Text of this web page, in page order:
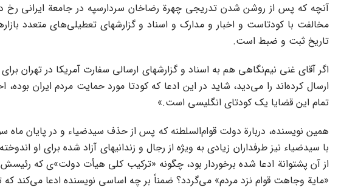
آنچه که پس از روشن شدن تدریجی چهرة رضاخان سردارسپه در جامعة ایرانی رخ
مخالفت با کودتاست و اخبار و مدارک و اسناد و گزارشهای تعطیلی‌های متعدد
تاریخ ثبت و ضبط است.
اگر آقای غنی نیم‌نگاهی هم به اسناد و گزارشهای ارسالی سفارت آمریکا در تهران
ارسال کرده‌اند را می‌دید، شاید در این ادعا که کودتا مورد حمایت مردم ایران
تمام این قضایا یک کودتای انگلیسی است.»
همین نویسنده، دربارة دولت قوام‌السلطنه که پس از حذف سیدضیاء و در پایان
با سیدضیاء نیز طرفداران زیادی به ویژه از رجال و زندانیهای آزاد شده برای او
از آن پشتوانة ادعا شده برخوردار بود، چگونه «ترکیب کلی هیأت دولت»ی که رئیسش
«مایة وجاهت قوام نزد مردم» می‌گردد؟ ضمناً بر چه اساسی نویسنده ادعا می‌کند